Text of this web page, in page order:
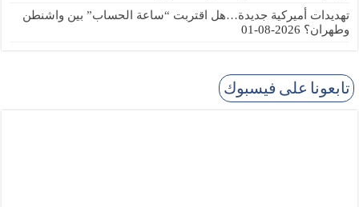
تهديدات أميركية جديدة…هل اقتربت “ساعة الحساب” بين واشنطن
وطهران؟ 2026-08-01
تابعونا على فيسبوك